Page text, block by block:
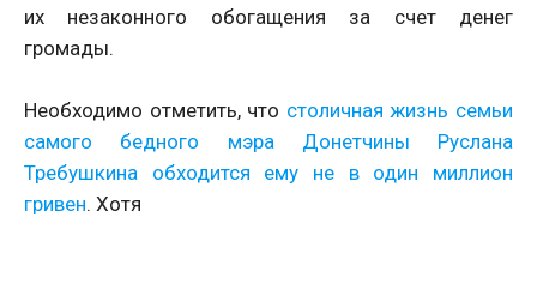
их незаконного обогащения за счет денег
громады.
Необходимо отметить, что столичная жизнь семьи
самого бедного мэра Донетчины Руслана
Требушкина обходится ему не в один миллион
гривен. Хотя